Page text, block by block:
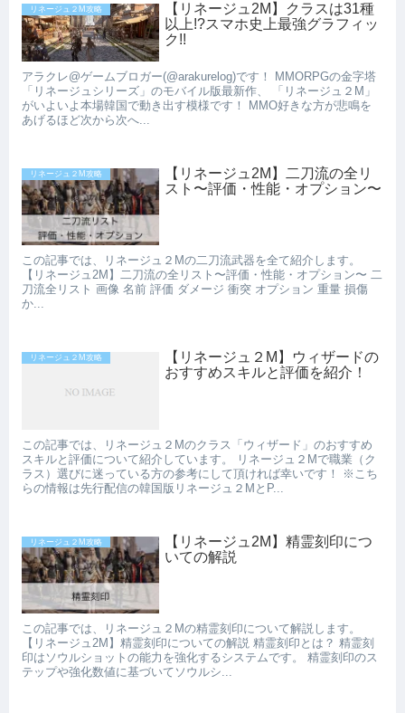
リネージュ２M攻略
【リネージュ2M】クラスは31種
以上!?スマホ史上最強グラフィッ
ク!!
アラクレ@ゲームブロガー(@arakurelog)です！ MMORPGの金字塔
「リネージュシリーズ」のモバイル版最新作、 「リネージュ２M」
がいよいよ本場韓国で動き出す模様です！ MMO好きな方が悲鳴を
あげるほど次から次へ...
リネージュ２M攻略
【リネージュ2M】二刀流の全リ
スト〜評価・性能・オプション〜
この記事では、リネージュ２Mの二刀流武器を全て紹介します。
【リネージュ2M】二刀流の全リスト〜評価・性能・オプション〜 二
刀流全リスト 画像 名前 評価 ダメージ 衝突 オプション 重量 損傷
か...
リネージュ２M攻略
【リネージュ２M】ウィザードの
おすすめスキルと評価を紹介！
この記事では、リネージュ２Mのクラス「ウィザード」のおすすめ
スキルと評価について紹介しています。 リネージュ２Mで職業（ク
ラス）選びに迷っている方の参考にして頂ければ幸いです！ ※こち
らの情報は先行配信の韓国版リネージュ２MとP...
リネージュ２M攻略
【リネージュ2M】精霊刻印につ
いての解説
この記事では、リネージュ２Mの精霊刻印について解説します。
【リネージュ2M】精霊刻印についての解説 精霊刻印とは？ 精霊刻
印はソウルショットの能力を強化するシステムです。 精霊刻印のス
テップや強化数値に基づいてソウルシ...